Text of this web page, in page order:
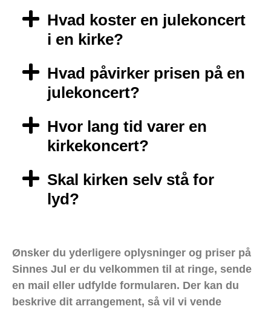
Hvad koster en julekoncert
i en kirke?
Hvad påvirker prisen på en
julekoncert?
Hvor lang tid varer en
kirkekoncert?
Skal kirken selv stå for
lyd?
Ønsker du yderligere oplysninger og priser på
Sinnes Jul er du velkommen til at ringe, sende
en mail eller udfylde formularen. Der kan du
beskrive dit arrangement, så vil vi vende